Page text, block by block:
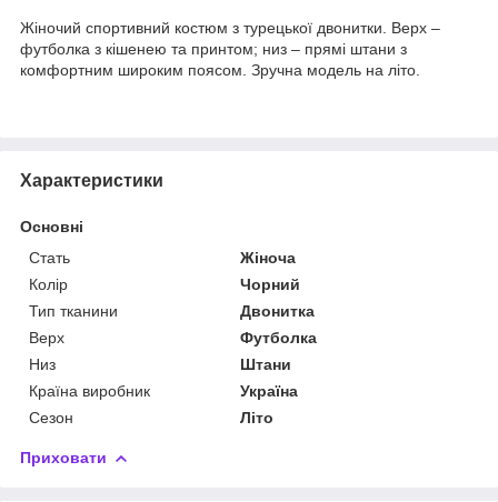
Жіночий спортивний костюм з турецької двонитки. Верх –
футболка з кішенею та принтом; низ – прямі штани з
комфортним широким поясом. Зручна модель на літо.
Характеристики
Основні
Стать
Жіноча
Колір
Чорний
Тип тканини
Двонитка
Верх
Футболка
Низ
Штани
Країна виробник
Україна
Сезон
Літо
Приховати